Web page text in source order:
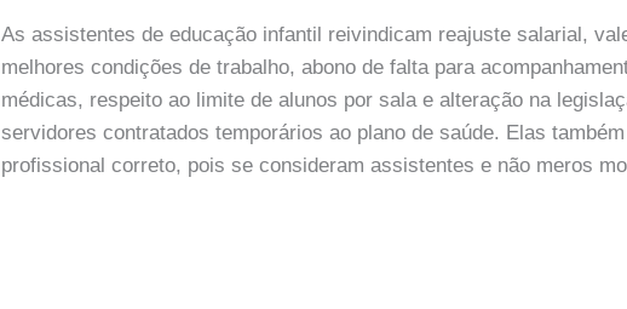
As assistentes de educação infantil reivindicam reajuste salarial,
melhores condições de trabalho, abono de falta para
médicas, respeito ao limite de alunos por sala e alteração na
servidores contratados temporários ao plano de saúde. Elas
profissional correto, pois se consideram assistentes e não meros